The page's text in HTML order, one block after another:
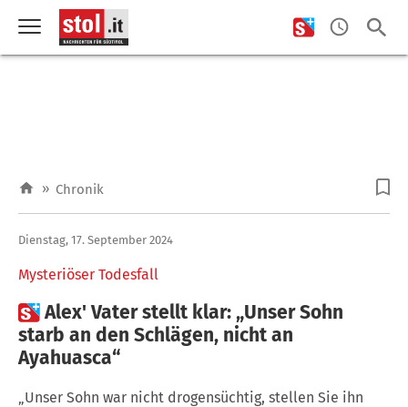
» Chronik
Mysteriöser Todesfall
Dienstag, 17. September 2024
Alex' Vater stellt klar: „Unser Sohn
starb an den Schlägen, nicht an
Ayahuasca“
„Unser Sohn war nicht drogensüchtig, stellen Sie ihn